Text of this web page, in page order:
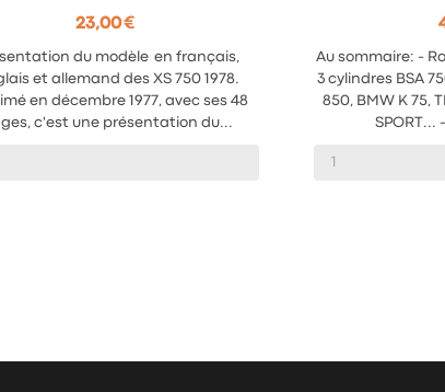
23,00 €
du modèle en français,
et allemand des XS 750 1978.
en décembre 1977, avec ses 48
c'est une présentation du...
Au sommaire: -
3 cylindres BSA
850, BMW K 75,
SPORT...